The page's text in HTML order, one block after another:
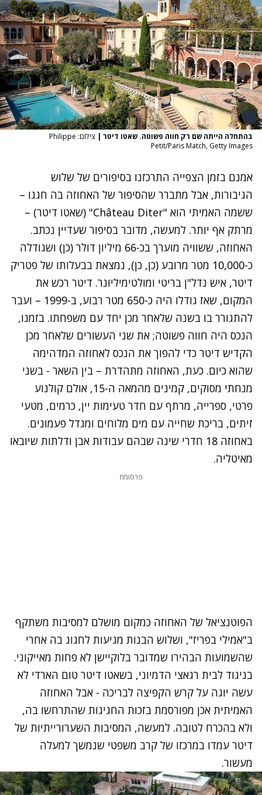
בהתחלה הייתה שם רק חווה פשוטה. שאטו דיטר |
צילום: Philippe
Petit/Paris Match, Getty Images
אמנם בזמן הצפייה התרכזנו בסיפורים של שלוש
הגיבורות, אבל מתברר שהסיפור של האחוזה בה חגגו –
ששמה האמיתי הוא "Château Diter" (שאטו דיטר) –
מרתק אף יותר. למעשה, מדובר בסיפור שעדיין נכתב.
האחוזה, ששוויה מוערך בכ-66 מיליון דולר (כן) ושגודלה
כ-10,000 מטר מרובע (כן, כן), נמצאת בבעלותו של פטריק
דיטר, איש נדל"ן בריטי ומולטימיליונר. דיטר רכש את
המקום, שאז גודלו היה כ-650 מטר רבוע, ב-1999 – ועבר
להתגורר בו בשנה שלאחר מכן יחד עם משפחתו. בזמנו,
הנכס היה חווה פשוטה; את שני העשורים שלאחר מכן
הקדיש דיטר כדי להפוך את הנכס לאחוזה המדהימה
שהוא כיום. כעת, האחוזה מתהדרת – בין השאר - בשני
מנחתי מסוקים, קמינים מהמאה ה-15, אולם קולנוע
פרטי, ספרייה, מרתף עם חדר טעימות יין, כרמים, מטעי
זיתים, בריכת שחייה עם מים מלוחים ומגדל פעמונים.
באחוזה 18 חדרי שינה שבהם עבודות אבן ודלתות שיובאו
מאיטליה.
פרסומת
הפוטנציאל של האחוזה כמקום מושלם למסיבות משתקף
ב"אמילי בפריז", ושלוש הבנות מגיעות לחגוג בה אחרי
שהשמועות הבהירו שמדובר בלוקיישן לא פחות מאייקוני.
בניגוד לבית רגאצי הדמיוני, בשאטו דיטר טום הארדי לא
עשה יוגה על קרש הקפיצה לבריכה - אבל האחוזה
האמיתית אכן מפורסמת בזכות החגיגות שהתרחשו בה,
ולא בהכרח לטובה. למעשה, המסיבות השערורייתיות של
דיטר עמדו במרכזו של קרב משפטי שנמשך למעלה
מעשור.